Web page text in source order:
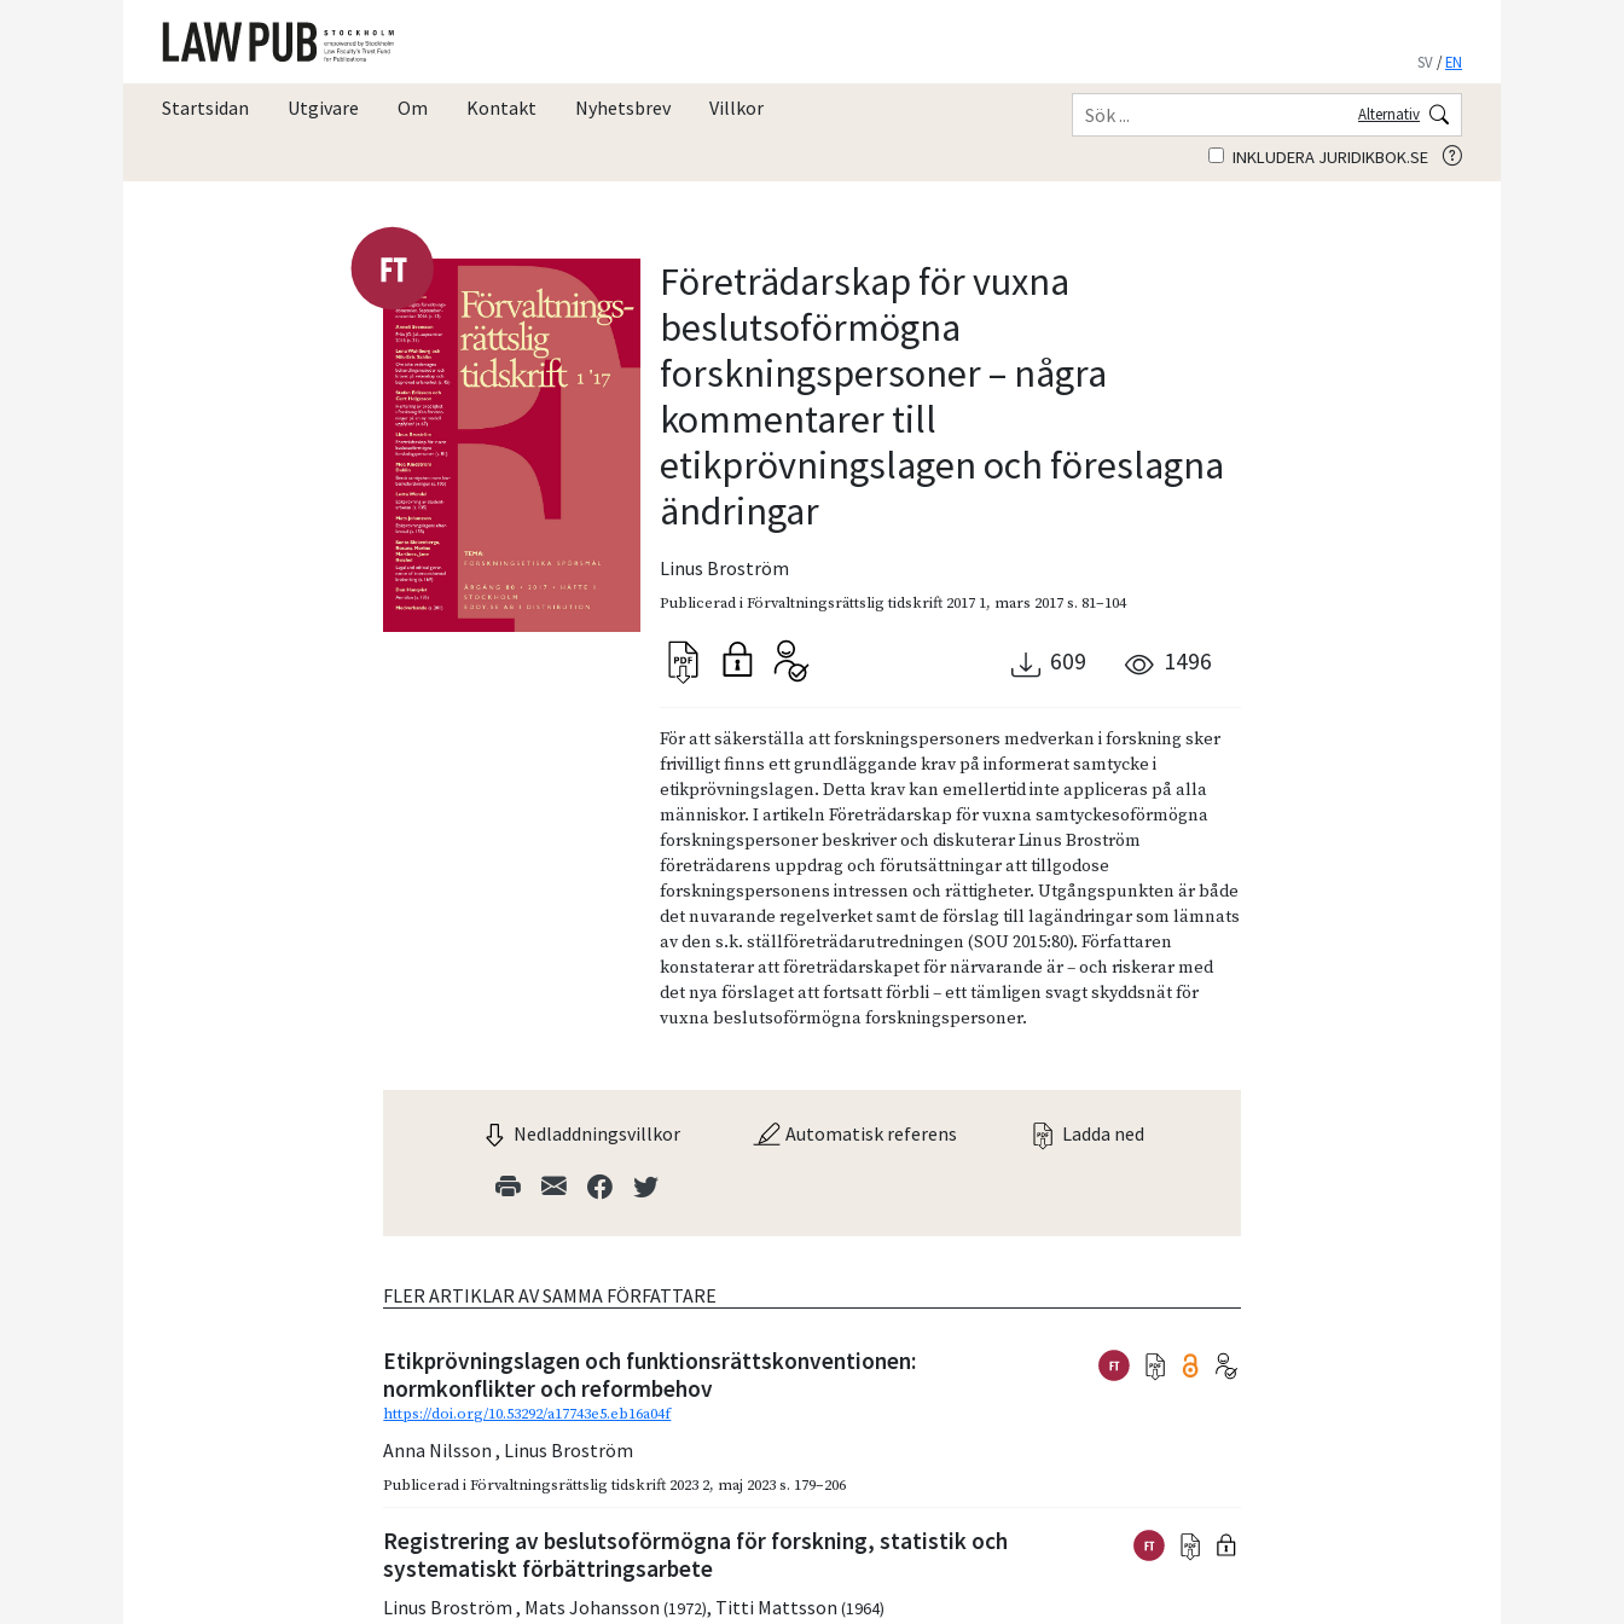
SV /EN
Startsidan Utgivare Om Kontakt Nyhetsbrev Villkor Alternativ
INKLUDERA JURIDIKBOK.SE
Företrädarskap för vuxna
beslutsoförmögna
forskningspersoner – några
kommentarer till
etikprövningslagen och föreslagna
ändringar
Linus Broström
Publicerad iFörvaltningsrättslig tidskrift 2017 1, mars 2017s. 81–104
609 1496
För att säkerställa att forskningspersoners medverkan i forskning sker
frivilligt finns ett grundläggande krav på informerat samtycke i
etikprövningslagen. Detta krav kan emellertid inte appliceras på alla
människor. I artikeln Företrädarskap för vuxna samtyckesoförmögna
forskningspersoner beskriver och diskuterar Linus Broström
företrädarens uppdrag och förutsättningar att tillgodose
forskningspersonens intressen och rättigheter. Utgångspunkten är både
det nuvarande regelverket samt de förslag till lagändringar som lämnats
av den s.k. ställföreträdarutredningen (SOU 2015:80). Författaren
konstaterar att företrädarskapet för närvarande är – och riskerar med
det nya förslaget att fortsatt förbli – ett tämligen svagt skyddsnät för
vuxna beslutsoförmögna forskningspersoner.
Nedladdningsvillkor Automatisk referens Ladda ned
FLER ARTIKLAR AV SAMMA FÖRFATTARE
Etikprövningslagen och funktionsrättskonventionen:
normkonflikter och reformbehov
https://doi.org/10.53292/a17743e5.eb16a04f
Anna Nilsson, Linus Broström
Publicerad iFörvaltningsrättslig tidskrift 2023 2, maj 2023 s. 179–206
Registrering av beslutsoförmögna för forskning, statistik och
systematiskt förbättringsarbete
Linus Broström, Mats Johansson(1972), Titti Mattsson(1964)